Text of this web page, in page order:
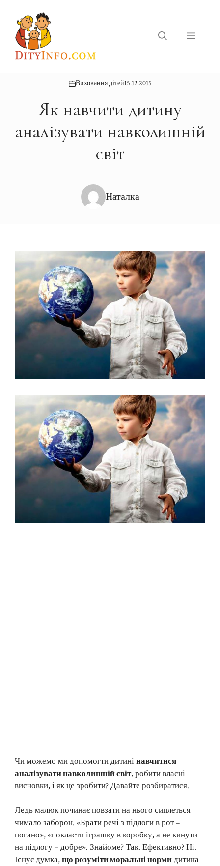
вмісту
Меню
Виховання дітей15.12.2015
Як навчити дитину
аналізувати навколишній
світ
Наталка
Чи можемо ми допомогти дитинінавчитися
аналізувати навколишній світ, робити власні
висновки, і як це зробити? Давайте розбиратися.
Ледь малюк починає повзати на нього сиплеться
чимало заборон. «Брати речі з підлоги в рот –
погано», «покласти іграшку в коробку, а не кинути
на підлогу – добре». Знайоме? Так. Ефективно? Ні.
Існує думка,що розуміти моральні нормидитина